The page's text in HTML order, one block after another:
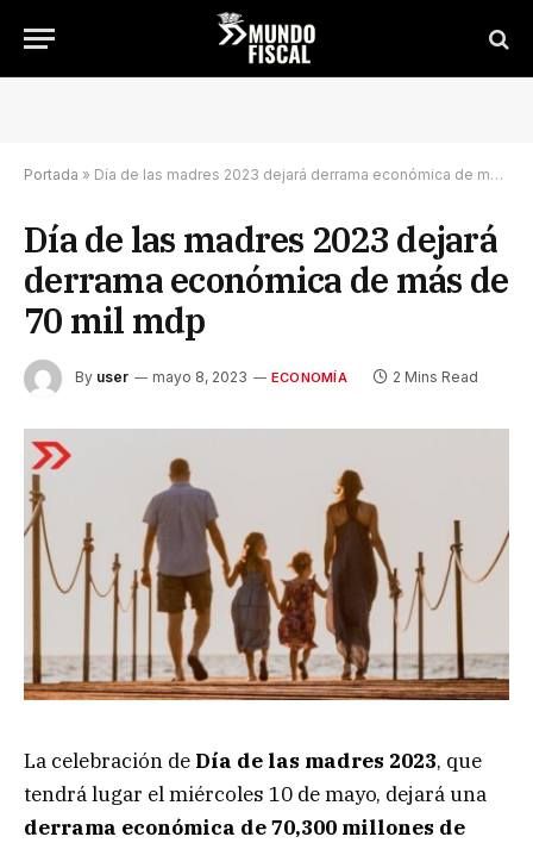
Portada » Día de las madres 2023 dejará derrama económica de más de 70 mil mdp
Día de las madres 2023 dejará
derrama económica de más de
70 mil mdp
By user mayo 8, 2023 ECONOMÍA 2 Mins Read
La celebración de Día de las madres 2023, que
tendrá lugar el miércoles 10 de mayo, dejará una
derrama económica de 70,300 millones de